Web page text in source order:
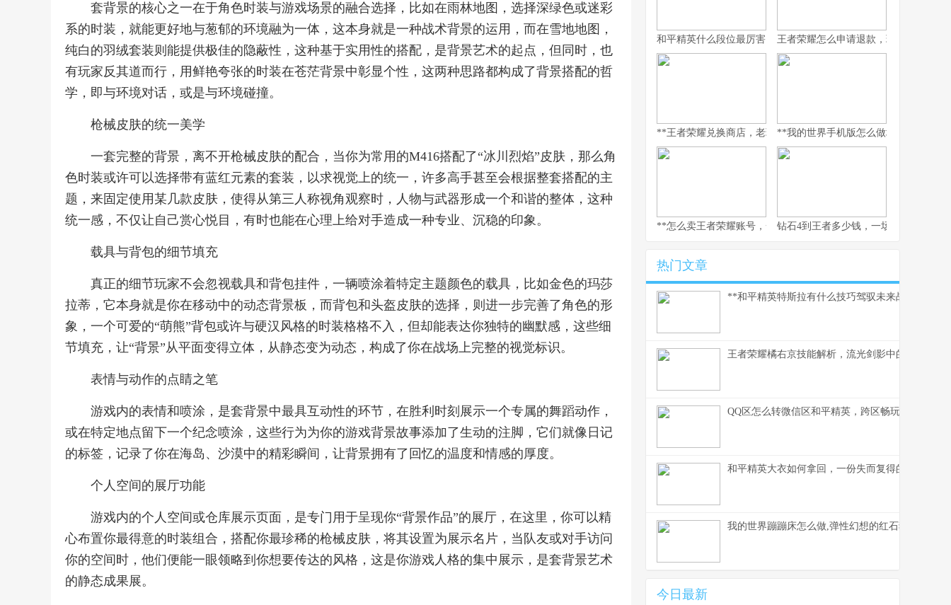
套背景的核心之一在于角色时装与游戏场景的融合选择，比如在雨林地图，选择深绿色或迷彩
系的时装，就能更好地与葱郁的环境融为一体，这本身就是一种战术背景的运用，而在雪地地图，
纯白的羽绒套装则能提供极佳的隐蔽性，这种基于实用性的搭配，是背景艺术的起点，但同时，也
有玩家反其道而行，用鲜艳夸张的时装在苍茫背景中彰显个性，这两种思路都构成了背景搭配的哲
学，即与环境对话，或是与环境碰撞。
枪械皮肤的统一美学
一套完整的背景，离不开枪械皮肤的配合，当你为常用的M416搭配了“冰川烈焰”皮肤，那么角
色时装或许可以选择带有蓝红元素的套装，以求视觉上的统一，许多高手甚至会根据整套搭配的主
题，来固定使用某几款皮肤，使得从第三人称视角观察时，人物与武器形成一个和谐的整体，这种
统一感，不仅让自己赏心悦目，有时也能在心理上给对手造成一种专业、沉稳的印象。
载具与背包的细节填充
真正的细节玩家不会忽视载具和背包挂件，一辆喷涂着特定主题颜色的载具，比如金色的玛莎
拉蒂，它本身就是你在移动中的动态背景板，而背包和头盔皮肤的选择，则进一步完善了角色的形
象，一个可爱的“萌熊”背包或许与硬汉风格的时装格格不入，但却能表达你独特的幽默感，这些细
节填充，让“背景”从平面变得立体，从静态变为动态，构成了你在战场上完整的视觉标识。
表情与动作的点睛之笔
游戏内的表情和喷涂，是套背景中最具互动性的环节，在胜利时刻展示一个专属的舞蹈动作，
或在特定地点留下一个纪念喷涂，这些行为为你的游戏背景故事添加了生动的注脚，它们就像日记
的标签，记录了你在海岛、沙漠中的精彩瞬间，让背景拥有了回忆的温度和情感的厚度。
个人空间的展厅功能
游戏内的个人空间或仓库展示页面，是专门用于呈现你“背景作品”的展厅，在这里，你可以精
心布置你最得意的时装组合，搭配你最珍稀的枪械皮肤，将其设置为展示名片，当队友或对手访问
你的空间时，他们便能一眼领略到你想要传达的风格，这是你游戏人格的集中展示，是套背景艺术
的静态成果展。
和平精英什么段位最厉害，探寻段位背后的实力真相，副标题，巅
王者荣耀怎么申请退款，玩家权益守
**王者荣耀兑换商店，老玩家的策略与情怀之地，副标题，积攒与
**我的世界手机版怎么做地狱门，手机
**怎么卖王者荣耀账号，一个资深玩家的实操指南，副标题，安全
钻石4到王者多少钱，一场排位代练的
热门文章
**和平精英特斯拉有什么技巧驾驭未来战场的磁暴
王者荣耀橘右京技能解析，流光剑影中的刺客艺
QQ区怎么转微信区和平精英，跨区畅玩全指南，
和平精英大衣如何拿回，一份失而复得的实战指南
我的世界蹦蹦床怎么做,弹性幻想的红石狂欢副标题
今日最新